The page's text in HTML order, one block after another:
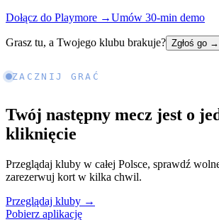
Dołącz do Playmore →Umów 30-min demo
Grasz tu, a Twojego klubu brakuje? Zgłoś go →
ZACZNIJ GRAĆ
Twój następny mecz jest o
kliknięcie
Przeglądaj kluby w całej Polsce, sprawdź
zarezerwuj kort w kilka chwil.
Przeglądaj kluby →
Pobierz aplikację